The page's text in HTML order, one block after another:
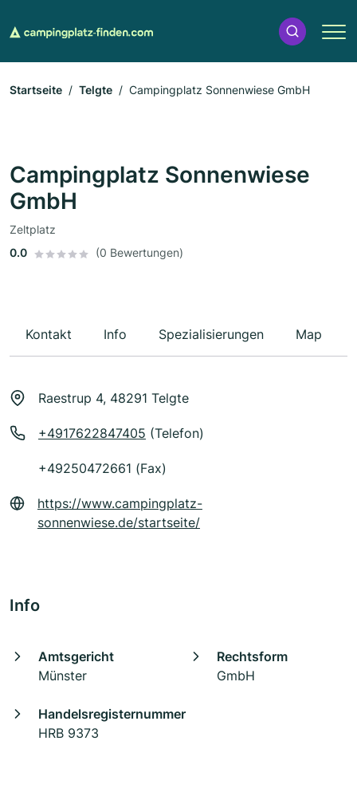
Startseite Telgte Campingplatz Sonnenwiese GmbH
Campingplatz Sonnenwiese
GmbH
Zeltplatz
0.0
(0 Bewertungen)
Kontakt Info Spezialisierungen Map
Raestrup 4, 48291 Telgte
+4917622847405 (Telefon)
+49250472661 (Fax)
https://www.campingplatz-
sonnenwiese.de/startseite/
Info
Amtsgericht
Münster
Rechtsform
GmbH
Handelsregisternummer
HRB 9373